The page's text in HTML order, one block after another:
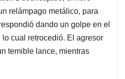
relámpago metálico, para
dando un golpe en el
cual retrocedió. El agresor
temible lance, mientras